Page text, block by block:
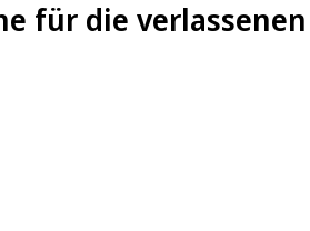
für die